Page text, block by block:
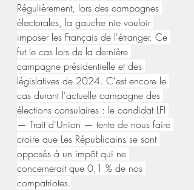
Régulièrement, lors des campagnes
électorales, la gauche nie vouloir
imposer les Français de l'étranger. Ce
fut le cas lors de la dernière
campagne présidentielle et des
législatives de 2024. C'est encore le
cas durant l'actuelle campagne des
élections consulaires : le candidat LFI
— Trait d'Union — tente de nous faire
croire que Les Républicains se sont
opposés à un impôt qui ne
concernerait que 0,1 % de nos
compatriotes.